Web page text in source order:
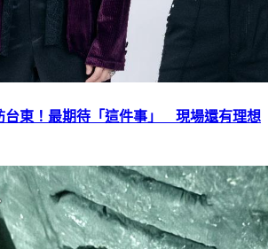
台東！最期待「這件事」 現場還有理想